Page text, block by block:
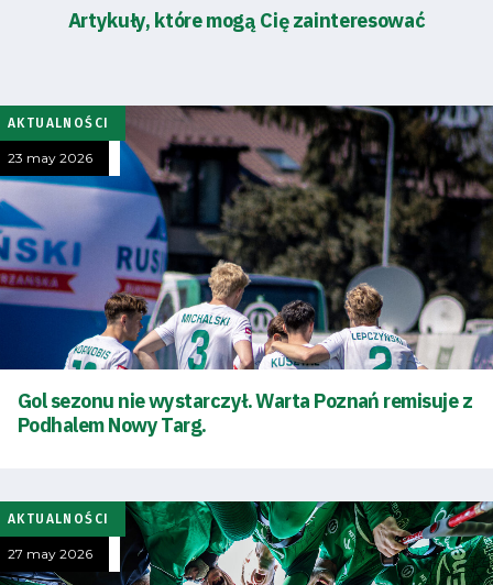
Artykuły, które mogą Cię zainteresować
AKTUALNOŚCI
23 may 2026
Gol sezonu nie wystarczył. Warta Poznań remisuje z
Podhalem Nowy Targ.
AKTUALNOŚCI
27 may 2026